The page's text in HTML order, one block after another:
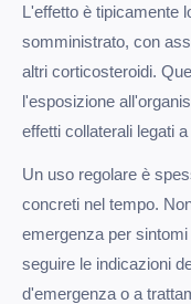
L'effetto è tipicamente
somministrato, con
altri corticosteroidi.
l'esposizione
effetti collaterali legati
Un uso regolare è
concreti nel tempo.
emergenza per
seguire le indicazioni
d'emergenza o a